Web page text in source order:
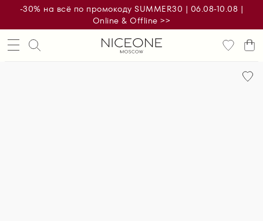
-30% на всё по промокоду SUMMER30 | 06.08-10.08 |
Online & Offline >>